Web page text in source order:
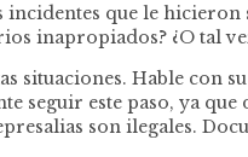
que le
inapropiados? ¿O tal
situaciones. Hable con
este paso, ya
son ilegales.